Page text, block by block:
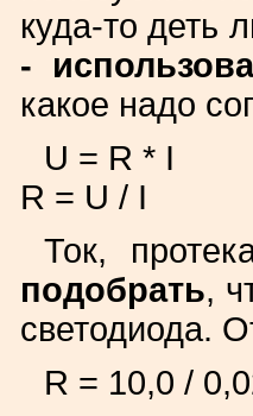
куда-то деть
-
какое надо
U = R * I
R = U / I
Ток,
подобрать,
светодиода.
R = 10,0 /